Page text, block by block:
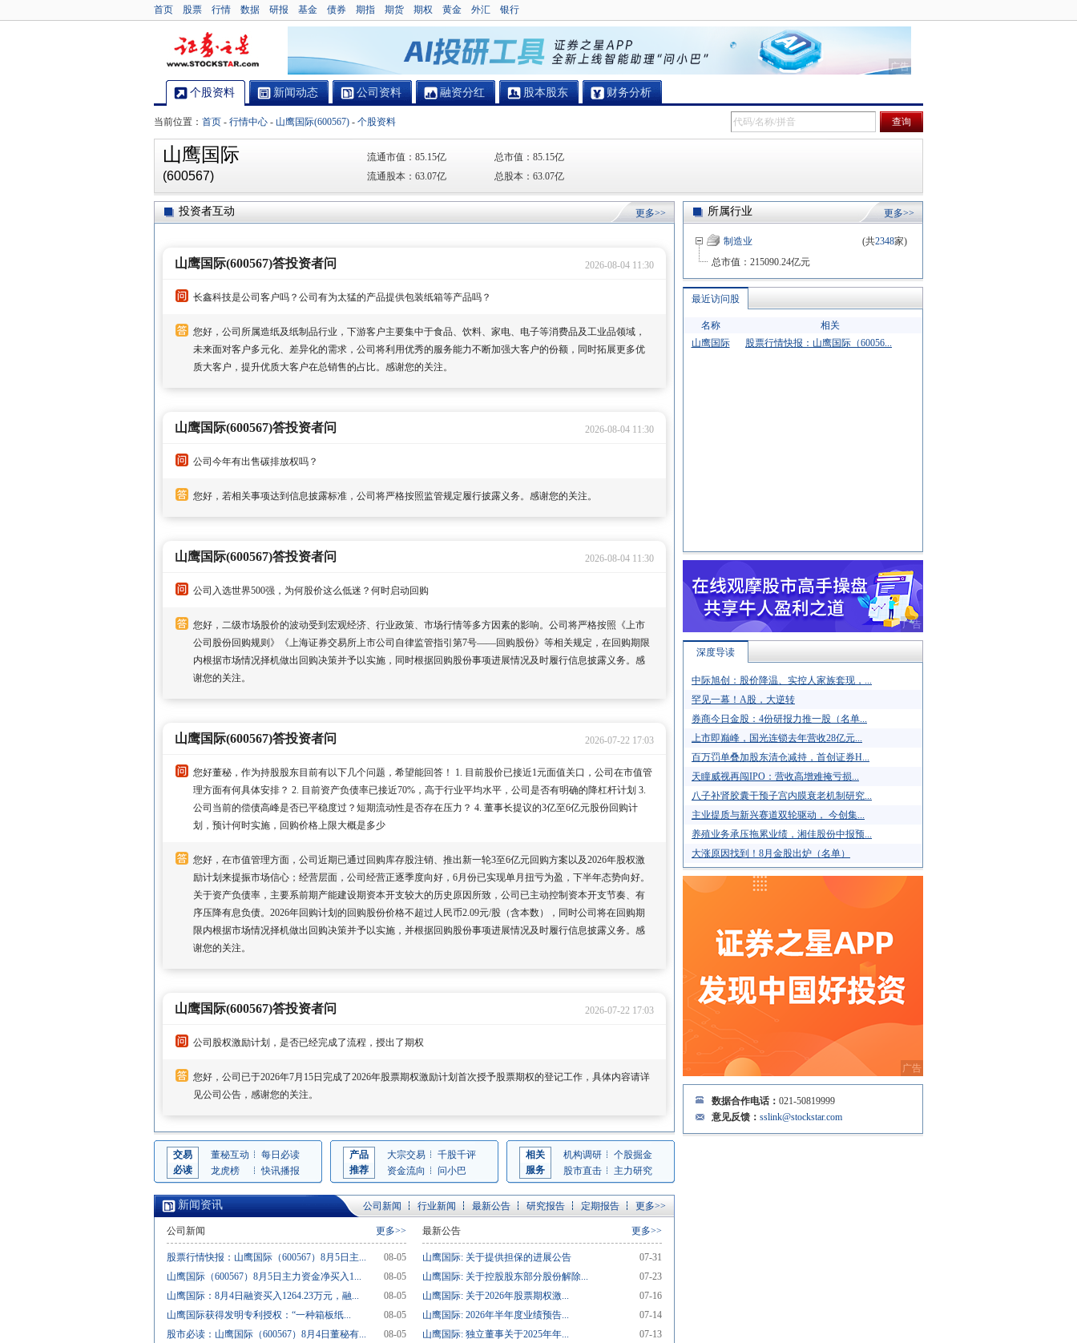
首页 股票 行情 数据 研报 基金 债券 期指 期货 期权 黄金 外汇 银行
个股资料 新闻动态 公司资料 融资分红 股本股东 财务分析
当前位置： 首页 - 行情中心 - 山鹰国际(600567) - 个股资料
山鹰国际
(600567)
流通市值： 85.15亿 总市值： 85.15亿
流通股本： 63.07亿 总股本： 63.07亿
投资者互动 更多>>
山鹰国际(600567)答投资者问 2026-08-04 11:30
长鑫科技是公司客户吗？公司有为太猛的产品提供包装纸箱等产品吗？
您好，公司所属造纸及纸制品行业，下游客户主要集中于食品、饮料、家电、电子等消费品及工业品领域，
未来面对客户多元化、差异化的需求，公司将利用优秀的服务能力不断加强大客户的份额，同时拓展更多优
质大客户，提升优质大客户在总销售的占比。感谢您的关注。
山鹰国际(600567)答投资者问 2026-08-04 11:30
公司今年有出售碳排放权吗？
您好，若相关事项达到信息披露标准，公司将严格按照监管规定履行披露义务。感谢您的关注。
山鹰国际(600567)答投资者问 2026-08-04 11:30
公司入选世界500强，为何股价这么低迷？何时启动回购
您好，二级市场股价的波动受到宏观经济、行业政策、市场行情等多方因素的影响。公司将严格按照《上市
公司股份回购规则》《上海证券交易所上市公司自律监管指引第7号——回购股份》等相关规定，在回购期限
内根据市场情况择机做出回购决策并予以实施，同时根据回购股份事项进展情况及时履行信息披露义务。感
谢您的关注。
山鹰国际(600567)答投资者问 2026-07-22 17:03
您好董秘，作为持股股东目前有以下几个问题，希望能回答！ 1. 目前股价已接近1元面值关口，公司在市值管
理方面有何具体安排？ 2. 目前资产负债率已接近70%，高于行业平均水平，公司是否有明确的降杠杆计划 3.
公司当前的偿债高峰是否已平稳度过？短期流动性是否存在压力？ 4. 董事长提议的3亿至6亿元股份回购计
划，预计何时实施，回购价格上限大概是多少
您好，在市值管理方面，公司近期已通过回购库存股注销、推出新一轮3至6亿元回购方案以及2026年股权激
励计划来提振市场信心；经营层面，公司经营正逐季度向好，6月份已实现单月扭亏为盈，下半年态势向好。
关于资产负债率，主要系前期产能建设期资本开支较大的历史原因所致，公司已主动控制资本开支节奏、有
序压降有息负债。2026年回购计划的回购股份价格不超过人民币2.09元/股（含本数），同时公司将在回购期
限内根据市场情况择机做出回购决策并予以实施，并根据回购股份事项进展情况及时履行信息披露义务。感
谢您的关注。
山鹰国际(600567)答投资者问 2026-07-22 17:03
公司股权激励计划，是否已经完成了流程，授出了期权
您好，公司已于2026年7月15日完成了2026年股票期权激励计划首次授予股票期权的登记工作，具体内容请详
见公司公告，感谢您的关注。
交易
必读
董秘互动
每日必读
龙虎榜
快讯播报
产品
推荐
大宗交易
千股千评
资金流向
问小巴
相关
服务
机构调研
个股掘金
股市直击
主力研究
新闻资讯 公司新闻 行业新闻 最新公告 研究报告 定期报告 更多>>
更多>>
公司新闻
08-05
股票行情快报：山鹰国际（600567）8月5日主...
08-05
山鹰国际（600567）8月5日主力资金净买入1...
08-05
山鹰国际：8月4日融资买入1264.23万元，融...
08-05
山鹰国际获得发明专利授权：“一种箱板纸...
08-05
股市必读：山鹰国际（600567）8月4日董秘有...
更多>>
最新公告
07-31
山鹰国际: 关于提供担保的进展公告
07-23
山鹰国际: 关于控股股东部分股份解除...
07-16
山鹰国际: 关于2026年股票期权激...
07-14
山鹰国际: 2026年半年度业绩预告...
07-13
山鹰国际: 独立董事关于2025年年...
所属行业 更多>>
制造业 (共2348家)
总市值： 215090.24亿元
最近访问股
名称
相关
山鹰国际
股票行情快报：山鹰国际（60056...
深度导读
中际旭创：股价降温、实控人家族套现，...
罕见一幕！A股，大逆转
券商今日金股：4份研报力推一股（名单...
上市即巅峰，国光连锁去年营收28亿元...
百万罚单叠加股东清仓减持，首创证券H...
天瞳威视再闯IPO：营收高增难掩亏损...
八子补肾胶囊干预子宫内膜衰老机制研究...
主业提质与新兴赛道双轮驱动， 今创集...
养殖业务承压拖累业绩，湘佳股份中报预...
大涨原因找到！8月金股出炉（名单）
数据合作电话： 021-50819999
意见反馈： sslink@stockstar.com